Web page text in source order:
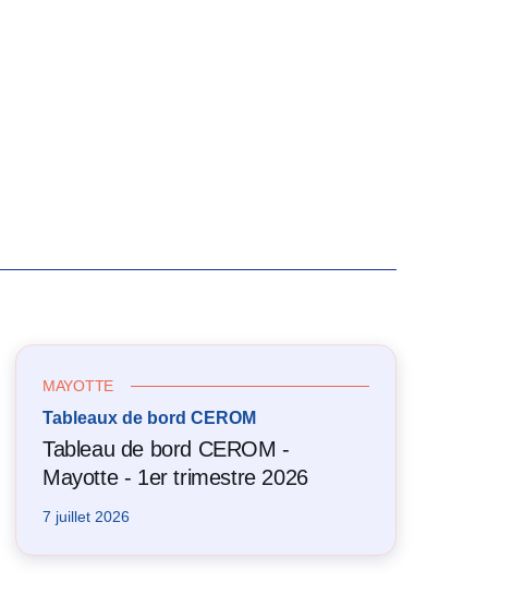
MAYOTTE
Tableaux de bord CEROM
Tableau de bord CEROM -
Mayotte - 1er trimestre 2026
7 juillet 2026